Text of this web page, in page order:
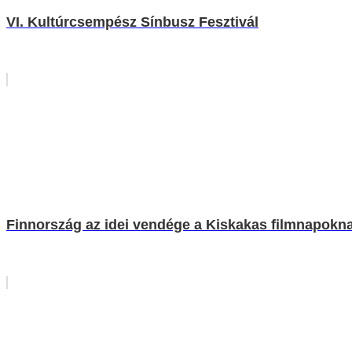
VI. Kultúrcsempész Sínbusz Fesztivál
Finnország az idei vendége a Kiskakas